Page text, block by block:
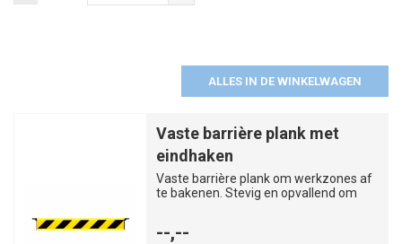
ALLES IN DE WINKELWAGEN
Vaste barrière plank met
eindhaken
Vaste barrière plank om werkzones af
te bakenen. Stevig en opvallend om
--,--